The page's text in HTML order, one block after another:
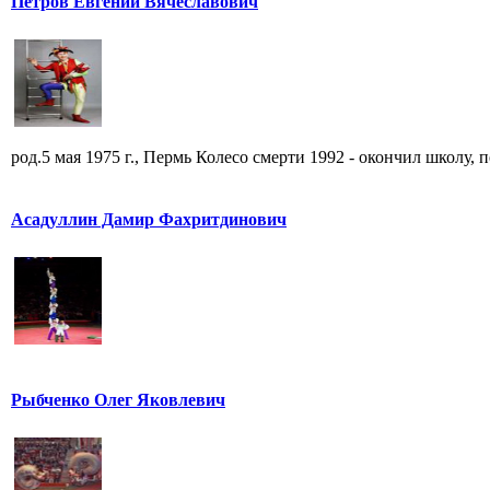
род.5 мая 1975 г., Пермь Колесо смерти 1992 - окончил школу,
Асадуллин Дамир Фахритдинович
Рыбченко Олег Яковлевич